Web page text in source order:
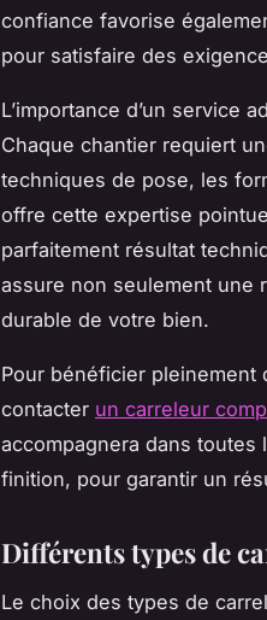
confiance favorise
pour satisfaire des
L’importance d’un service
Chaque chantier requiert
techniques de pose, les
offre cette expertise
parfaitement résultat
assure non seulement une
durable de votre bien.
Pour bénéficier pleinement
contacter un carreleur
accompagnera dans
finition, pour garantir un
Différents types de
Le choix des types de